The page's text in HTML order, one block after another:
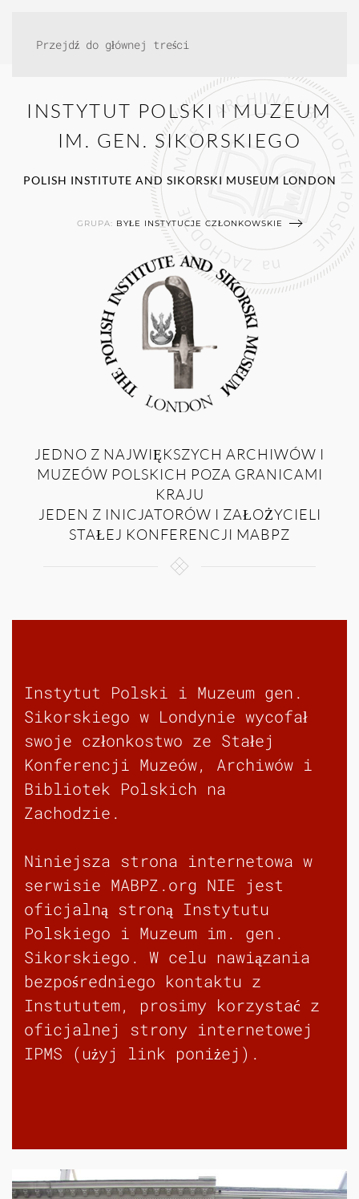
Przejdź do głównej treści
INSTYTUT POLSKI I MUZEUM
IM. GEN. SIKORSKIEGO
POLISH INSTITUTE AND SIKORSKI MUSEUM LONDON
GRUPA: BYŁE INSTYTUCJE CZŁONKOWSKIE
JEDNO Z NAJWIĘKSZYCH ARCHIWÓW I
MUZEÓW POLSKICH POZA GRANICAMI
KRAJU
JEDEN Z INICJATORÓW I ZAŁOŻYCIELI
STAŁEJ KONFERENCJI MABPZ
Instytut Polski i Muzeum gen.
Sikorskiego w Londynie wycofał
swoje członkostwo ze Stałej
Konferencji Muzeów, Archiwów i
Bibliotek Polskich na
Zachodzie.
Niniejsza strona internetowa w
serwisie MABPZ.org NIE jest
oficjalną stroną Instytutu
Polskiego i Muzeum im. gen.
Sikorskiego. W celu nawiązania
bezpośredniego kontaktu z
Instututem, prosimy korzystać z
oficjalnej strony internetowej
IPMS (użyj link poniżej).